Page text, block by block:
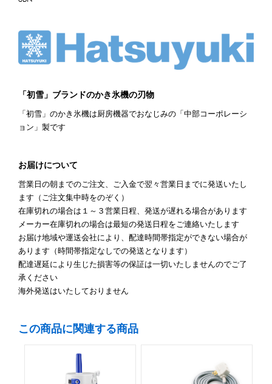
かき氷コレクション
CLOSE
「初雪」ブランドのかき氷機の刃物
「初雪」のかき氷機は厨房機器でおなじみの「中部コーポレーシ
ョン」製です
お届けについて
営業日の朝までのご注文、ご入金で翌々営業日までに発送いたし
ます（ご注文集中時をのぞく）
在庫切れの場合は１～３営業日程、発送が遅れる場合があります
メーカー在庫切れの場合は最短の発送日程をご連絡いたします
お届け地域や運送会社により、配達時間帯指定ができない場合が
あります（時間帯指定なしでの発送となります）
配達遅延により生じた損害等の保証は一切いたしませんのでご了
承ください
海外発送はいたしておりません
この商品に関連する商品